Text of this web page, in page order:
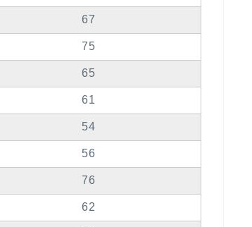
67
75
65
61
54
56
76
62